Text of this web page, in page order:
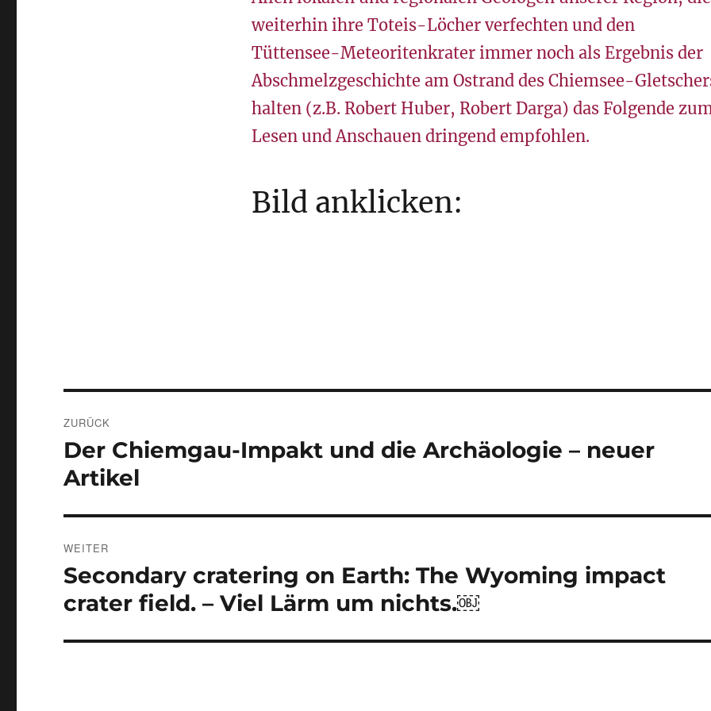
weiterhin ihre Toteis-Löcher verfechten und den
Tüttensee-Meteoritenkrater immer noch als Ergebnis der
Abschmelzgeschichte am Ostrand des Chiemsee-
halten (z.B. Robert Huber, Robert Darga) das Folgende
Lesen und Anschauen dringend empfohlen.
Bild anklicken:
ZURÜCK
Vorheriger
Beitrag:
Der Chiemgau-Impakt und die Archäologie – neuer
Artikel
WEITER
Nächster
Beitrag:
Secondary cratering on Earth: The Wyoming impact
crater field. – Viel Lärm um nichts.￼